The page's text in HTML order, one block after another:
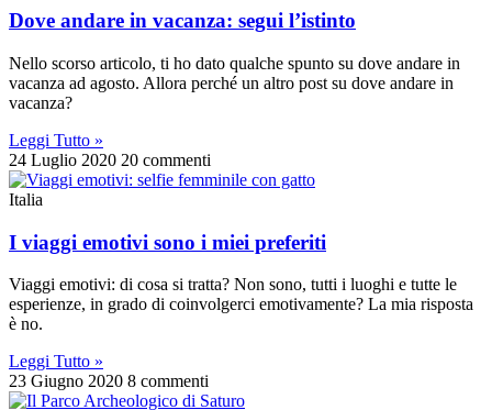
Dove andare in vacanza: segui l’istinto
Nello scorso articolo, ti ho dato qualche spunto su dove andare in
vacanza ad agosto. Allora perché un altro post su dove andare in
vacanza?
Leggi Tutto »
24 Luglio 2020 20 commenti
Italia
I viaggi emotivi sono i miei preferiti
Viaggi emotivi: di cosa si tratta? Non sono, tutti i luoghi e tutte le
esperienze, in grado di coinvolgerci emotivamente? La mia risposta
è no.
Leggi Tutto »
23 Giugno 2020 8 commenti